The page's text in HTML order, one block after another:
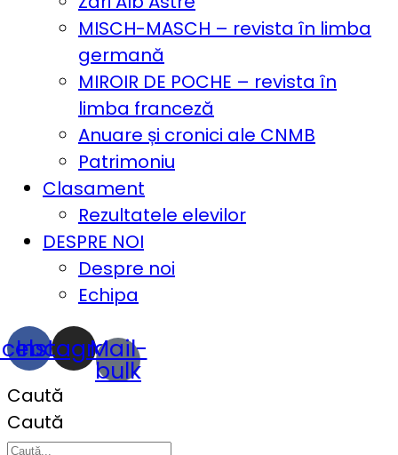
MISCH-MASCH – revista în limba
germană
MIROIR DE POCHE – revista în
limba franceză
Anuare și cronici ale CNMB
Patrimoniu
Clasament
Rezultatele elevilor
DESPRE NOI
Despre noi
Echipa
Instagram
Mail-
bulk
Caută
Caută